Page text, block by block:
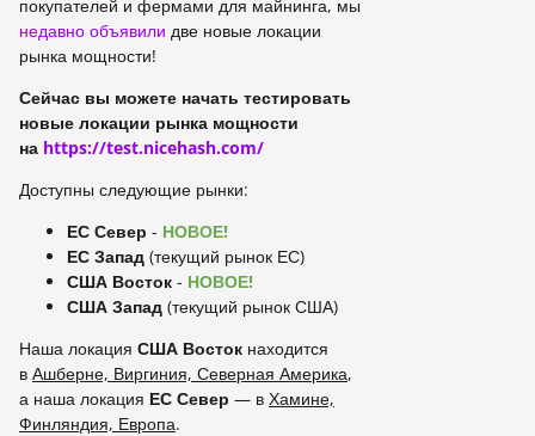
покупателей и фермами для майнинга, мы
недавно объявили две новые локации
рынка мощности!
Сейчас вы можете начать тестировать
новые локации рынка мощности
на https://test.nicehash.com/
Доступны следующие рынки:
ЕС Север - НОВОЕ!
ЕС Запад (текущий рынок ЕС)
США Восток - НОВОЕ!
США Запад (текущий рынок США)
Наша локация США Восток находится
в Ашберне, Виргиния, Северная Америка,
а наша локация ЕС Север — в Хамине,
Финляндия, Европа.